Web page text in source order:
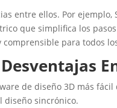
entre ellos. Por
que simplifica los
para todos
de diseño 3D más
diseño sincrónico.